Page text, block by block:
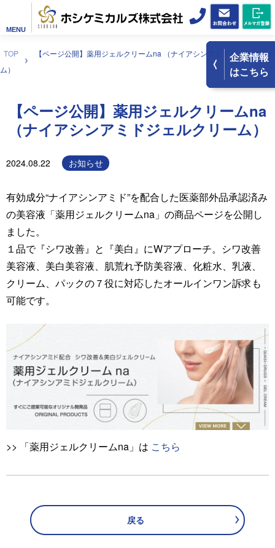
MENU
企業情報
はこちら
TOP
【ページ公開】薬用ジェルクリームna （ナイアシンアミドジェルクリー
ム）
【ページ公開】薬用ジェルクリームna
（ナイアシンアミドジェルクリーム）
2024.08.22 お知らせ
有効成分“ナイアシンアミド”を配合した医薬部外品承認済み
の美容液「薬用ジェルクリームna」の商品ページを公開し
ました。
１品で『シワ改善』と『美白』にWアプローチ。シワ改善
美容液、美白美容液、肌荒れ予防美容液、化粧水、乳液、
クリーム、パックの７役に対応したオールインワン訴求も
可能です。
>> 「薬用ジェルクリームna」は こちら
戻る